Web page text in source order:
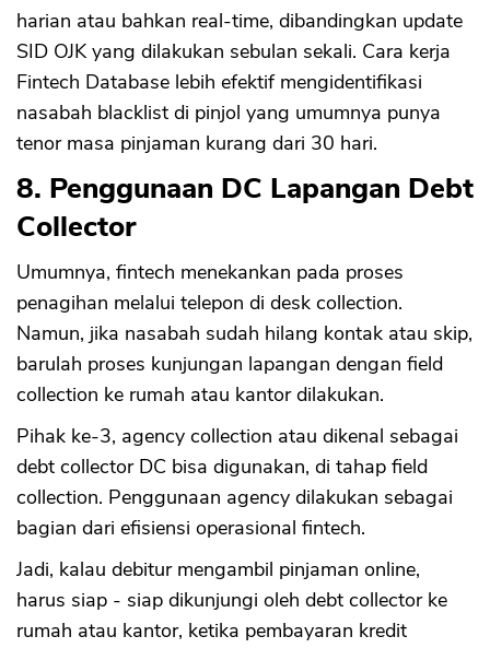
harian atau bahkan real-time, dibandingkan update
SID OJK yang dilakukan sebulan sekali. Cara kerja
Fintech Database lebih efektif mengidentifikasi
nasabah blacklist di pinjol yang umumnya punya
tenor masa pinjaman kurang dari 30 hari.
8. Penggunaan DC Lapangan Debt
Collector
Umumnya, fintech menekankan pada proses
penagihan melalui telepon di desk collection.
Namun, jika nasabah sudah hilang kontak atau skip,
barulah proses kunjungan lapangan dengan field
collection ke rumah atau kantor dilakukan.
Pihak ke-3, agency collection atau dikenal sebagai
debt collector DC bisa digunakan, di tahap field
collection. Penggunaan agency dilakukan sebagai
bagian dari efisiensi operasional fintech.
Jadi, kalau debitur mengambil pinjaman online,
harus siap - siap dikunjungi oleh debt collector ke
rumah atau kantor, ketika pembayaran kredit
OK
CANCEL